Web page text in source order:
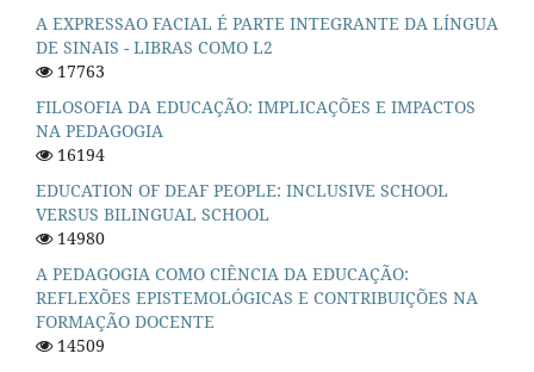
A EXPRESSAO FACIAL É PARTE INTEGRANTE DA LÍNGUA
DE SINAIS - LIBRAS COMO L2
17763
FILOSOFIA DA EDUCAÇÃO: IMPLICAÇÕES E IMPACTOS
NA PEDAGOGIA
16194
EDUCATION OF DEAF PEOPLE: INCLUSIVE SCHOOL
VERSUS BILINGUAL SCHOOL
14980
A PEDAGOGIA COMO CIÊNCIA DA EDUCAÇÃO:
REFLEXÕES EPISTEMOLÓGICAS E CONTRIBUIÇÕES NA
FORMAÇÃO DOCENTE
14509